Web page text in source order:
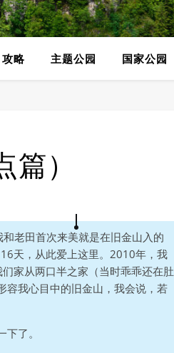
攻略 主题公园 国家公园
）
老田首次来美就是在旧金山入的
天，从此爱上这里。2010年，我
家从两口半之家（当时乖乖还在肚
容我心目中的旧金山，我会说，若
了。